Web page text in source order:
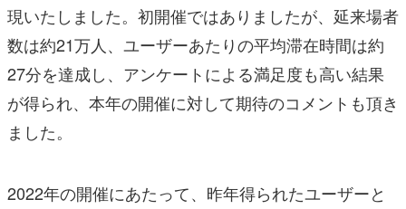
現いたしました。初開催ではありましたが、延来場者
数は約21万人、ユーザーあたりの平均滞在時間は約
27分を達成し、アンケートによる満足度も高い結果
が得られ、本年の開催に対して期待のコメントも頂き
ました。
2022年の開催にあたって、昨年得られたユーザーと